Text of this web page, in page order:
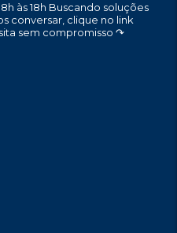
às 18h Buscando soluções
conversar, clique no link
sem compromisso ↷